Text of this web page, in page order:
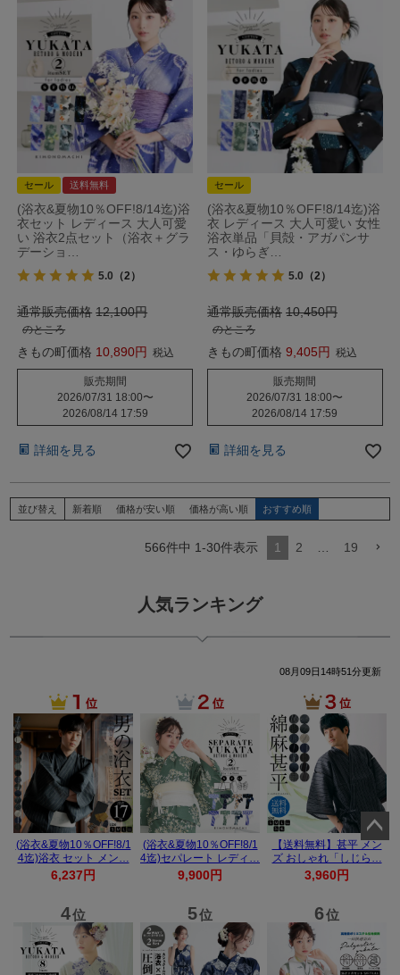
セール 送料無料
(浴衣&夏物10％OFF!8/14迄)浴
衣セット レディース 大人可愛
い 浴衣2点セット（浴衣＋グラ
デーショ…
5.0 （2）
通常販売価格 12,100
のところ
きもの町価格 10,890 税込
販売期間
2026/07/31 18:00〜
2026/08/14 17:59
詳細を見る
セール
(浴衣&夏物10％OFF!8/14迄)浴
衣 レディース 大人可愛い 女性
浴衣単品「貝殻・アガパンサ
ス・ゆらぎ…
5.0 （2）
通常販売価格 10,450
のところ
きもの町価格 9,405 税込
販売期間
2026/07/31 18:00〜
2026/08/14 17:59
詳細を見る
並び替え 新着順 価格が安い順 価格が高い順 おすすめ順
566件中 1-30件表示 1 2 … 19
人気ランキング
ペー
ジト